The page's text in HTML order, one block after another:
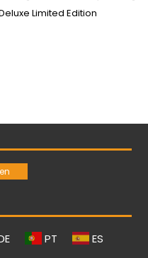
Limited Edition
PT ES